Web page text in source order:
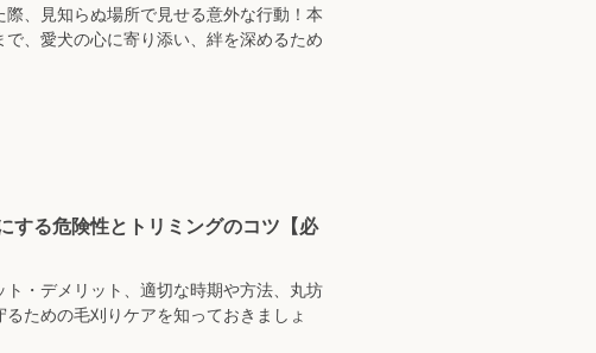
、見知らぬ場所で見せる意外な行動！本
、愛犬の心に寄り添い、絆を深めるため
する危険性とトリミングのコツ【必
・デメリット、適切な時期や方法、丸坊
ための毛刈りケアを知っておきましょ